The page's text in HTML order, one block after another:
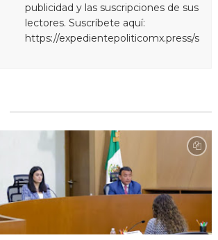
publicidad y las suscripciones de sus
lectores. Suscríbete aquí:
https://expedientepoliticomx.press/s